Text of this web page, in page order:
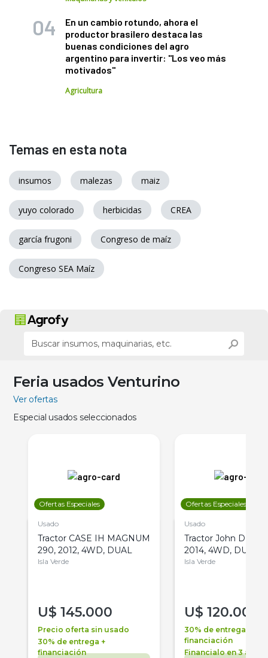
En un cambio rotundo, ahora el
productor brasilero destaca las
buenas condiciones del agro
argentino para invertir: "Los veo más
motivados"
Agricultura
Temas en esta nota
insumos malezas maiz
yuyo colorado herbicidas CREA
garcía frugoni Congreso de maíz
Congreso SEA Maíz
Feria usados Venturino
Ver ofertas
Especial usados seleccionados
Ofertas Especiales
Usado
Tractor CASE IH MAGNUM
290, 2012, 4WD, DUAL
Isla Verde
U$ 145.000
Precio oferta sin usado
30% de entrega +
financiación
Ofertas Especiales
Usado
Tractor John Deere
2014, 4WD, DUAL
Isla Verde
U$ 120.000
30% de entrega +
financiación
Financialo en 3 años